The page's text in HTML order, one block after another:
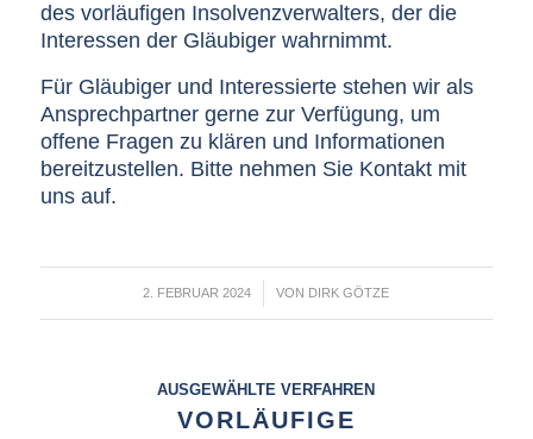
des vorläufigen Insolvenzverwalters, der die
Interessen der Gläubiger wahrnimmt.
Für Gläubiger und Interessierte stehen wir als
Ansprechpartner gerne zur Verfügung, um
offene Fragen zu klären und Informationen
bereitzustellen. Bitte nehmen Sie Kontakt mit
uns auf.
2. FEBRUAR 2024
/ VON DIRK GÖTZE
AUSGEWÄHLTE VERFAHREN
VORLÄUFIGE